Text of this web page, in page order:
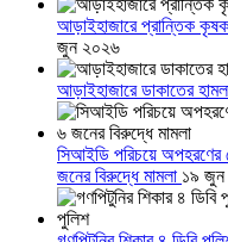
আড়াইহাজারে প্রান্তিক
জুন ২০২৬
আড়াইহাজারে ডাকাতের
সিআইডি পরিচয়ে অপহরণের
জনের বিরুদ্ধে মামলা ১৯